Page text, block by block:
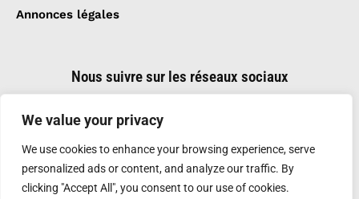
We value your privacy
We use cookies to enhance your browsing experience, serve
personalized ads or content, and analyze our traffic. By
clicking "Accept All", you consent to our use of cookies.
Annonces légales
Nous suivre sur les réseaux sociaux